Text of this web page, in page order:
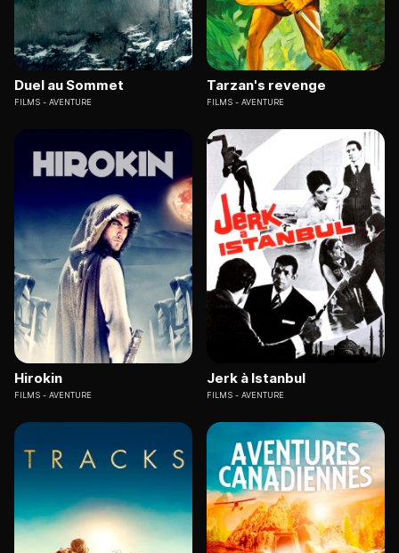
Duel au Sommet
FILMS AVENTURE
Tarzan's revenge
FILMS AVENTURE
Hirokin
FILMS AVENTURE
Jerk à Istanbul
FILMS AVENTURE